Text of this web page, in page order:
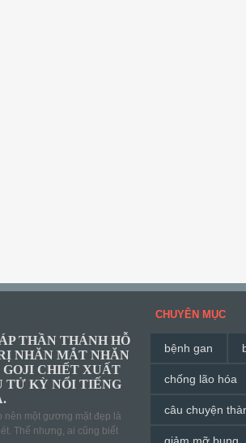
THẦN THÁNH HỖ
NHĂN MẮT NHĂN
CHIẾT XUẤT
TỬ KỲ NỔI TIẾNG
nên một gương mặt đẹp là
Thế nhưng, ai cũng biết
CHUYÊN MỤC
bệnh gan
chống lão hóa
câu chuyện